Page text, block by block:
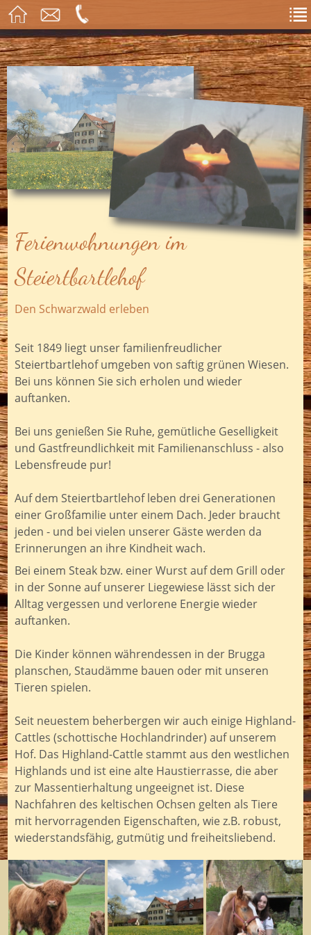
Ferienwohnungen im
Steiertbartlehof
Den Schwarzwald erleben
Seit 1849 liegt unser familienfreudlicher
Steiertbartlehof umgeben von saftig grünen Wiesen.
Bei uns können Sie sich erholen und wieder
auftanken.
Bei uns genießen Sie Ruhe, gemütliche Geselligkeit
und Gastfreundlichkeit mit Familienanschluss - also
Lebensfreude pur!
Auf dem Steiertbartlehof leben drei Generationen
einer Großfamilie unter einem Dach. Jeder braucht
jeden - und bei vielen unserer Gäste werden da
Erinnerungen an ihre Kindheit wach.
Bei einem Steak bzw. einer Wurst auf dem Grill oder
in der Sonne auf unserer Liegewiese lässt sich der
Alltag vergessen und verlorene Energie wieder
auftanken.
Die Kinder können währendessen in der Brugga
planschen, Staudämme bauen oder mit unseren
Tieren spielen.
Seit neuestem beherbergen wir auch einige Highland-
Cattles (schottische Hochlandrinder) auf unserem
Hof. Das Highland-Cattle stammt aus den westlichen
Highlands und ist eine alte Haustierrasse, die aber
zur Massentierhaltung ungeeignet ist. Diese
Nachfahren des keltischen Ochsen gelten als Tiere
mit hervorragenden Eigenschaften, wie z.B. robust,
wiederstandsfähig, gutmütig und freiheitsliebend.